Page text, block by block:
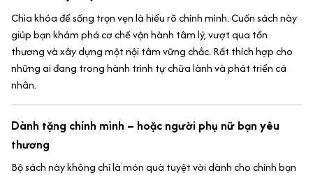
Chìa khóa để sống trọn vẹn là hiểu rõ chính mình. Cuốn sách này
giúp bạn khám phá cơ chế vận hành tâm lý, vượt qua tổn
thương và xây dựng một nội tâm vững chắc. Rất thích hợp cho
những ai đang trong hành trình tự chữa lành và phát triển cá
nhân.
Dành tặng chính mình – hoặc người phụ nữ bạn yêu
thương
Bộ sách này không chỉ là món quà tuyệt vời dành cho chính bạn